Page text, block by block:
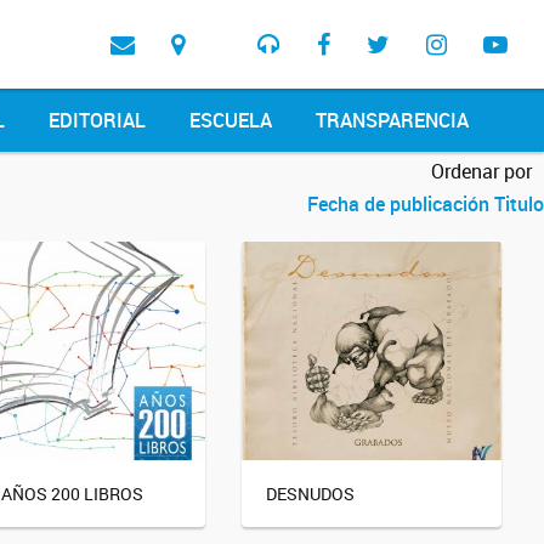
EDITORIAL ESCUELA TRANSPARENCIA
Ordenar por
Fecha de publicaciónTitulo
200 LIBROS DESNUDOS